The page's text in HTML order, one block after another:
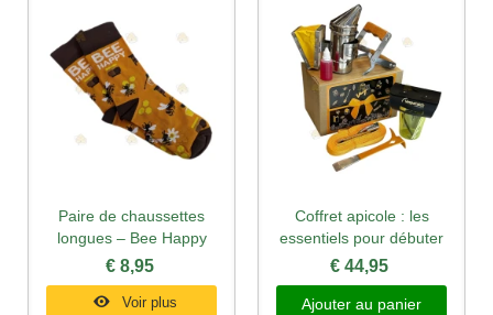
Paire de chaussettes
longues – Bee Happy
€ 8,95
Voir plus
Coffret apicole : les
essentiels pour débuter
€ 44,95
Ajouter au panier